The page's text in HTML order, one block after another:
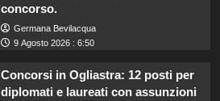
concorso.
Germana Bevilacqua
9 Agosto 2026 : 6:50
Concorsi in Ogliastra: 12 posti per
diplomati e laureati con assunzioni